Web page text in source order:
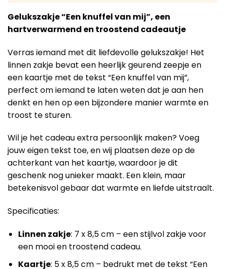
Gelukszakje “Een knuffel van mij”, een
hartverwarmend en troostend cadeautje
Verras iemand met dit liefdevolle gelukszakje! Het
linnen zakje bevat een heerlijk geurend zeepje en
een kaartje met de tekst “Een knuffel van mij”,
perfect om iemand te laten weten dat je aan hen
denkt en hen op een bijzondere manier warmte en
troost te sturen.
Wil je het cadeau extra persoonlijk maken? Voeg
jouw eigen tekst toe, en wij plaatsen deze op de
achterkant van het kaartje, waardoor je dit
geschenk nog unieker maakt. Een klein, maar
betekenisvol gebaar dat warmte en liefde uitstraalt.
Specificaties:
Linnen zakje: 7 x 8,5 cm – een stijlvol zakje voor
een mooi en troostend cadeau.
Kaartje: 5 x 8,5 cm – bedrukt met de tekst “Een